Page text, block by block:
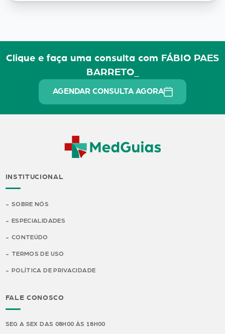
Clique e faça uma consulta com FÁBIO PAES
BARRETO_
AGENDAR CONSULTA AGORA
INSTITUCIONAL
SOBRE NÓS
ESPECIALIDADES
CONTEÚDO
TERMOS DE USO
POLÍTICA DE PRIVACIDADE
FALE CONOSCO
SEG A SEX DAS 08H00 ÀS 18H00